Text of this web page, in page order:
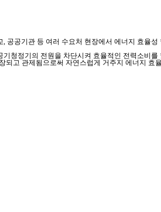
공기관 등 여러 수요처 현장에서 에너지 효율
청정기의 전원을 차단시켜 효율적인 전력소비를
고 관제됨으로써 자연스럽게 거주지 에너지 효